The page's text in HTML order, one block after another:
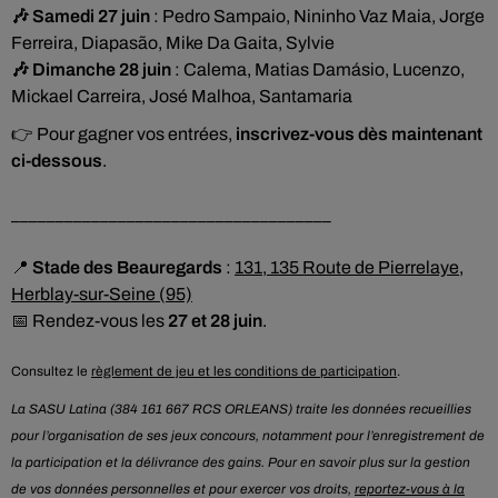
🎶 Samedi 27 juin : Pedro Sampaio, Nininho Vaz Maia, Jorge
Ferreira, Diapasão, Mike Da Gaita, Sylvie
🎶 Dimanche 28 juin : Calema, Matias Damásio, Lucenzo,
Mickael Carreira, José Malhoa, Santamaria
👉 Pour gagner vos entrées, inscrivez-vous dès maintenant
ci-dessous.
📍 Stade des Beauregards : 131, 135 Route de Pierrelaye,
Herblay-sur-Seine (95)
📅 Rendez-vous les 27 et 28 juin.
Consultez le règlement de jeu et les conditions de participation.
La SASU Latina (384 161 667 RCS ORLEANS) traite les données recueillies
pour l’organisation de ses jeux concours, notamment pour l’enregistrement de
la participation et la délivrance des gains. Pour en savoir plus sur la gestion
de vos données personnelles et pour exercer vos droits, reportez-vous à la